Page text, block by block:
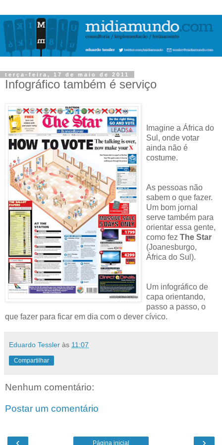
terça-feira, 17 de maio de 2011
Infográfico também é serviço
Imagine a África do
Sul, onde votar
ainda não é
costume.
As pessoas não
sabem o que fazer.
Um bom jornal
serve também para
orientar essa gente,
como fez The Star
(Joanesburgo,
África do Sul).
Um infográfico de
capa orientando,
passo a passo, o
que fazer para ficar em dia com o dever cívico.
Eduardo Tessler às 11:07
Compartilhar
Nenhum comentário:
Postar um comentário
‹ ›
Página inicial